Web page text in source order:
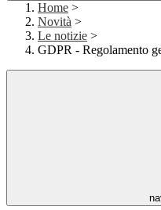
Home >
Novità >
Le notizie >
GDPR - Regolamento